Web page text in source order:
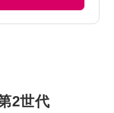
2世代